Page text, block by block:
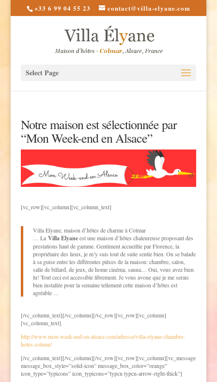
+33 6 99 04 55 23 contact@villa-elyane.com
Select Page
Notre maison est sélectionnée par
“Mon Week-end en Alsace”
[vc_row][vc_column][vc_column_text]
Villa Elyane, maison d’hôtes de charme à Colmar
… La Villa Elyaneest une maison d’hôtes chaleureuse proposant des
prestations haut de gamme. Gentiment accueillie par Florence, la
propriétaire des lieux, je m’y suis tout de suite sentie bien. On se balade
à sa guise entre les différentes pièces de la maison: chambre, salon,
salle de billard, de jeux, de home cinéma, sauna… Oui, vous avez bien
lu! Tout ceci est accessible librement. Je vous avoue que je me serais
bien installée pour la semaine tellement cette maison d’hôtes est
agréable …
[/vc_column_text][/vc_column][/vc_row][vc_row][vc_column]
[vc_column_text]
http://www.mon-week-end-en-alsace.com/adresse/villa-elyane-chambre-
hotes-colmar/
[/vc_column_text][/vc_column][/vc_row][vc_row][vc_column][vc_message
message_box_style=”solid-icon” message_box_color=”orange”
icon_type=”typicons” icon_typicons=”typcn typcn-arrow-right-thick”]